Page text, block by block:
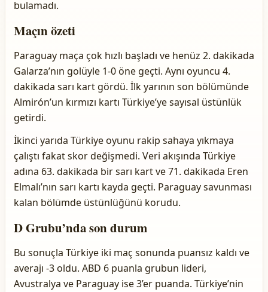
bulamadı.
Maçın özeti
Paraguay maça çok hızlı başladı ve henüz 2. dakikada
Galarza’nın golüyle 1-0 öne geçti. Aynı oyuncu 4.
dakikada sarı kart gördü. İlk yarının son bölümünde
Almirón’un kırmızı kartı Türkiye’ye sayısal üstünlük
getirdi.
İkinci yarıda Türkiye oyunu rakip sahaya yıkmaya
çalıştı fakat skor değişmedi. Veri akışında Türkiye
adına 63. dakikada bir sarı kart ve 71. dakikada Eren
Elmalı’nın sarı kartı kayda geçti. Paraguay savunması
kalan bölümde üstünlüğünü korudu.
D Grubu’nda son durum
Bu sonuçla Türkiye iki maç sonunda puansız kaldı ve
averajı -3 oldu. ABD 6 puanla grubun lideri,
Avustralya ve Paraguay ise 3’er puanda. Türkiye’nin